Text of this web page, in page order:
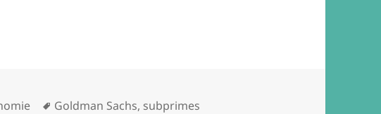
Tags
Goldman Sachs, subprimes